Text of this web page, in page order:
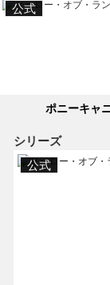
公式
ポニーキャ
シリーズ
公式